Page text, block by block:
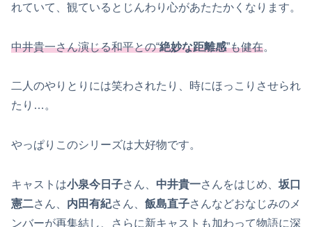
れていて、観ているとじんわり心があたたかくなります。
中井貴一さん演じる和平との“絶妙な距離感”も健在。
二人のやりとりには笑わされたり、時にほっこりさせられ
たり…。
やっぱりこのシリーズは大好物です。
キャストは小泉今日子さん、 中井貴一さんをはじめ、 坂口
憲二さん、 内田有紀さん、 飯島直子さんなどおなじみのメ
ンバーが再集結し、さらに新キャストも加わって物語に深